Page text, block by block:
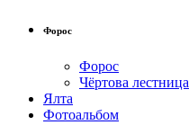
Форос
Форос
Чёртова лестница
Ялта
Фотоальбом